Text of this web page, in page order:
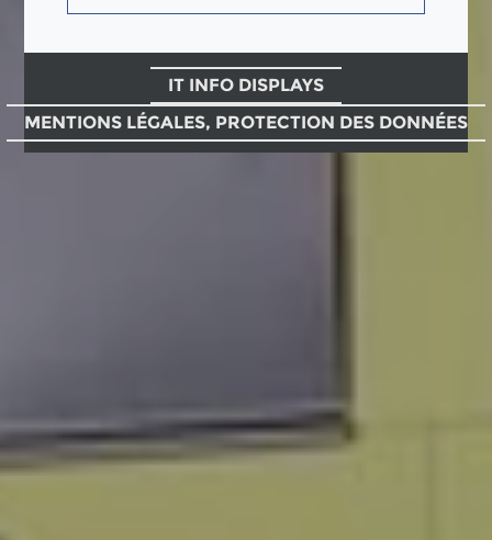
IT INFO DISPLAYS
MENTIONS LÉGALES, PROTECTION DES DONNÉES